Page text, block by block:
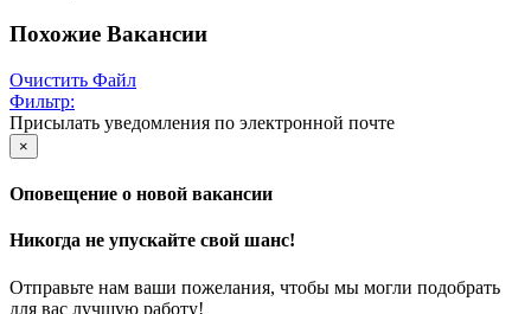
Похожие Вакансии
Очистить Файл
Фильтр:
Присылать уведомления по электронной почте
×
Оповещение о новой вакансии
Никогда не упускайте свой шанс!
Отправьте нам ваши пожелания, чтобы мы могли подобрать
для вас лучшую работу!